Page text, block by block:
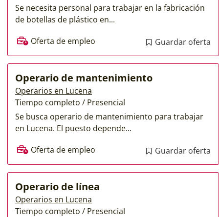
Se necesita personal para trabajar en la fabricación
de botellas de plástico en...
Oferta de empleo
Guardar oferta
Operario de mantenimiento
Operarios en Lucena
Tiempo completo / Presencial
Se busca operario de mantenimiento para trabajar
en Lucena. El puesto depende...
Oferta de empleo
Guardar oferta
Operario de línea
Operarios en Lucena
Tiempo completo / Presencial